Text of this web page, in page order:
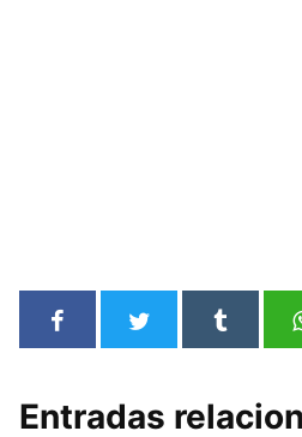
Entradas